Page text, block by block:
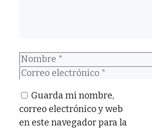
Nombre
Correo
Guarda mi nombre,
correo electrónico y web
en este navegador para la